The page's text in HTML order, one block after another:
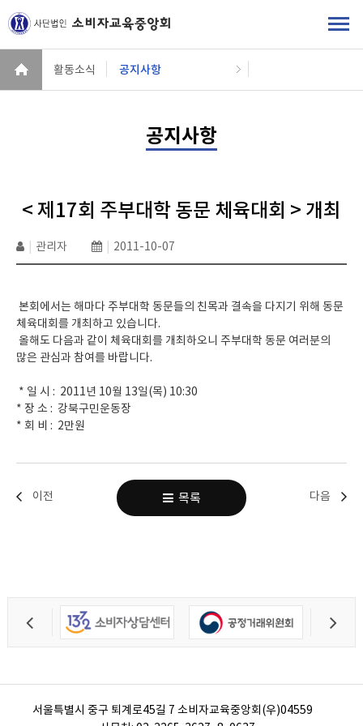
활동소식 공지사항
공지사항
< 제17회 주부대학 동문 체육대회 > 개최
관리자 2011-10-07
본회에서는 해마다 주부대학 동문들의 친목과 결속을 다지기 위해 동문
체육대회를 개최하고 있습니다.
올해도 다음과 같이 체육대회를 개최하오니 주부대학 동문 여러분의
많은 관심과 참여를 바랍니다.
* 일 시 : 2011년 10월 13일(목) 10:30
* 장 소 : 강북구민운동장
* 회 비 : 2만원
이전 다음
목록
서울특별시 중구 퇴계로45길 7 소비자교육중앙회(우)04559